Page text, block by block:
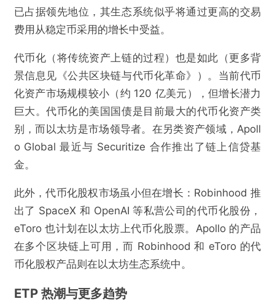
已占据领先地位，其生态系统似乎将通过更高的交易
费用从稳定币采用的增长中受益。
代币化（将传统资产上链的过程）也是如此（更多背
景信息见《公共区块链与代币化革命》）。当前代币
化资产市场规模较小（约 120 亿美元），但增长潜力
巨大。代币化的美国国债是目前最大的代币化资产类
别，而以太坊是市场领导者。在另类资产领域，Apoll
o Global 最近与 Securitize 合作推出了链上信贷基
金。
此外，代币化股权市场虽小但在增长：Robinhood 推
出了 SpaceX 和 OpenAI 等私营公司的代币化股份，
eToro 也计划在以太坊上代币化股票。Apollo 的产品
在多个区块链上可用，而 Robinhood 和 eToro 的代
币化股权产品则在以太坊生态系统中。
ETP 热潮与更多趋势